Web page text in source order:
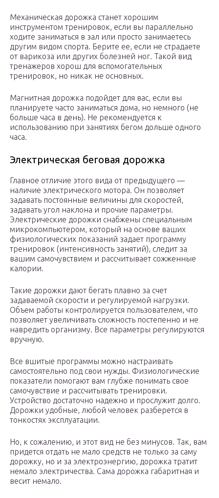
Механическая дорожка станет хорошим
инструментом тренировок, если вы параллельно
ходите заниматься в зал или просто занимаетесь
другим видом спорта. Берите ее, если не страдаете
от варикоза или других болезней ног. Такой вид
тренажеров хорош для вспомогательных
тренировок, но никак не основных.
Магнитная дорожка подойдет для вас, если вы
планируете часто заниматься дома, но немного (не
больше часа в день). Не рекомендуется к
использованию при занятиях бегом дольше одного
часа.
Электрическая беговая дорожка
Главное отличие этого вида от предыдущего —
наличие электрического мотора. Он позволяет
задавать постоянные величины для скоростей,
задавать угол наклона и прочие параметры.
Электрические дорожки снабжены специальным
микрокомпьютером, который на основе ваших
физиологических показаний задает программу
тренировок (интенсивность занятий), следит за
вашим самочувствием и рассчитывает сожженные
калории.
Такие дорожки дают бегать плавно за счет
задаваемой скорости и регулируемой нагрузки.
Объем работы контролируется пользователем, что
позволяет увеличивать сложность постепенно и не
навредить организму. Все параметры регулируются
вручную.
Все вшитые программы можно настраивать
самостоятельно под свои нужды. Физиологические
показатели помогают вам глубже понимать свое
самочувствие и рассчитывать тренировки.
Устройство достаточно надежно и прослужит долго.
Дорожки удобные, любой человек разберется в
тонкостях эксплуатации.
Но, к сожалению, и этот вид не без минусов. Так, вам
придется отдать не мало средств не только за саму
дорожку, но и за электроэнергию, дорожка тратит
немало электричества. Сама дорожка габаритная и
весит немало.